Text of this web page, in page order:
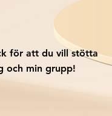
för att du vill stötta
och min grupp!